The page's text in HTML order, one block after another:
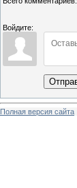
Войдите:
Полная версия сайта